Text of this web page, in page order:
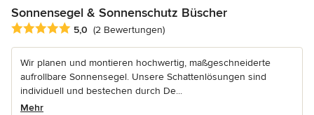
Sonnensegel & Sonnenschutz Büscher
Durchschnittliche Bewertung: 5 von 5 Sternen
5,0 (2 Bewertungen)
Wir planen und montieren hochwertig, maßgeschneiderte
aufrollbare Sonnensegel. Unsere Schattenlösungen sind
individuell und bestechen durch De...
Mehr